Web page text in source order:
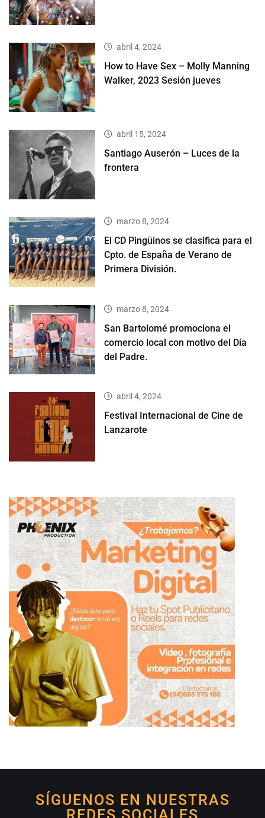
abril 4, 2024
How to Have Sex – Molly Manning
Walker, 2023 Sesión jueves
abril 15, 2024
Santiago Auserón – Luces de la
frontera
marzo 8, 2024
El CD Pingüinos se clasifica para el
Cpto. de España de Verano de
Primera División.
marzo 8, 2024
San Bartolomé promociona el
comercio local con motivo del Día
del Padre.
abril 4, 2024
Festival Internacional de Cine de
Lanzarote
SÍGUENOS EN NUESTRAS
REDES SOCIALES